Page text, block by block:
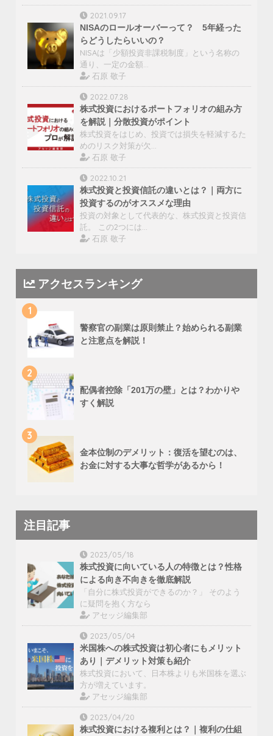
2021.09.17
NISAのロールオーバーって？ 5年経った
らどうしたらいいの？
NISAは「少額投資非課税制度」という名称の
通り、一定の金額…
石原 敬子
2022.07.28
株式投資におけるポートフォリオの組み方
を解説｜分散投資がポイント
株式投資をはじめ、投資では損失を軽減するた
めのリスク対策が欠…
石原 敬子
2022.10.21
株式投資と投資信託の違いとは？｜両方に
投資するのがオススメな理由
投資の対象として代表的な、株式投資と投資信
託。 この2つには…
石原 敬子
アクセスランキング
1
警察官の副業は原則禁止？始められる副業
と注意点を解説！
2
配偶者控除「201万の壁」とは？わかりや
すく解説
3
金本位制のデメリット：復活を望むのは、
お金に対する大事な哲学があるから！
注目記事
2023/05/18
株式投資に向いている人の特徴とは？性格
による向き不向きを徹底解説
「自分に株式投資ができるのか？」 そのよう
に疑問を抱く方なら
アセッジ編集部
2023/05/04
米国株への株式投資は初心者にもメリット
あり｜デメリット対策も紹介
株式投資において、日本株よりも米国株を選ぶ
方が増えています。
アセッジ編集部
2023/04/20
株式投資における複利とは？｜複利の仕組